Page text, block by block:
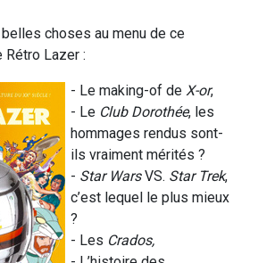
belles choses au menu de ce
Rétro Lazer :
- Le making-of de X-or,
- Le Club Dorothée, les
hommages rendus sont-
ils vraiment mérités ?
- Star WarsVS. Star Trek,
c’est lequel le plus mieux
?
- Les Crados,